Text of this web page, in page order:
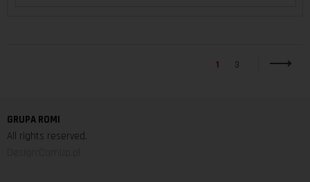
1 3
GRUPA ROMI
All rights reserved.